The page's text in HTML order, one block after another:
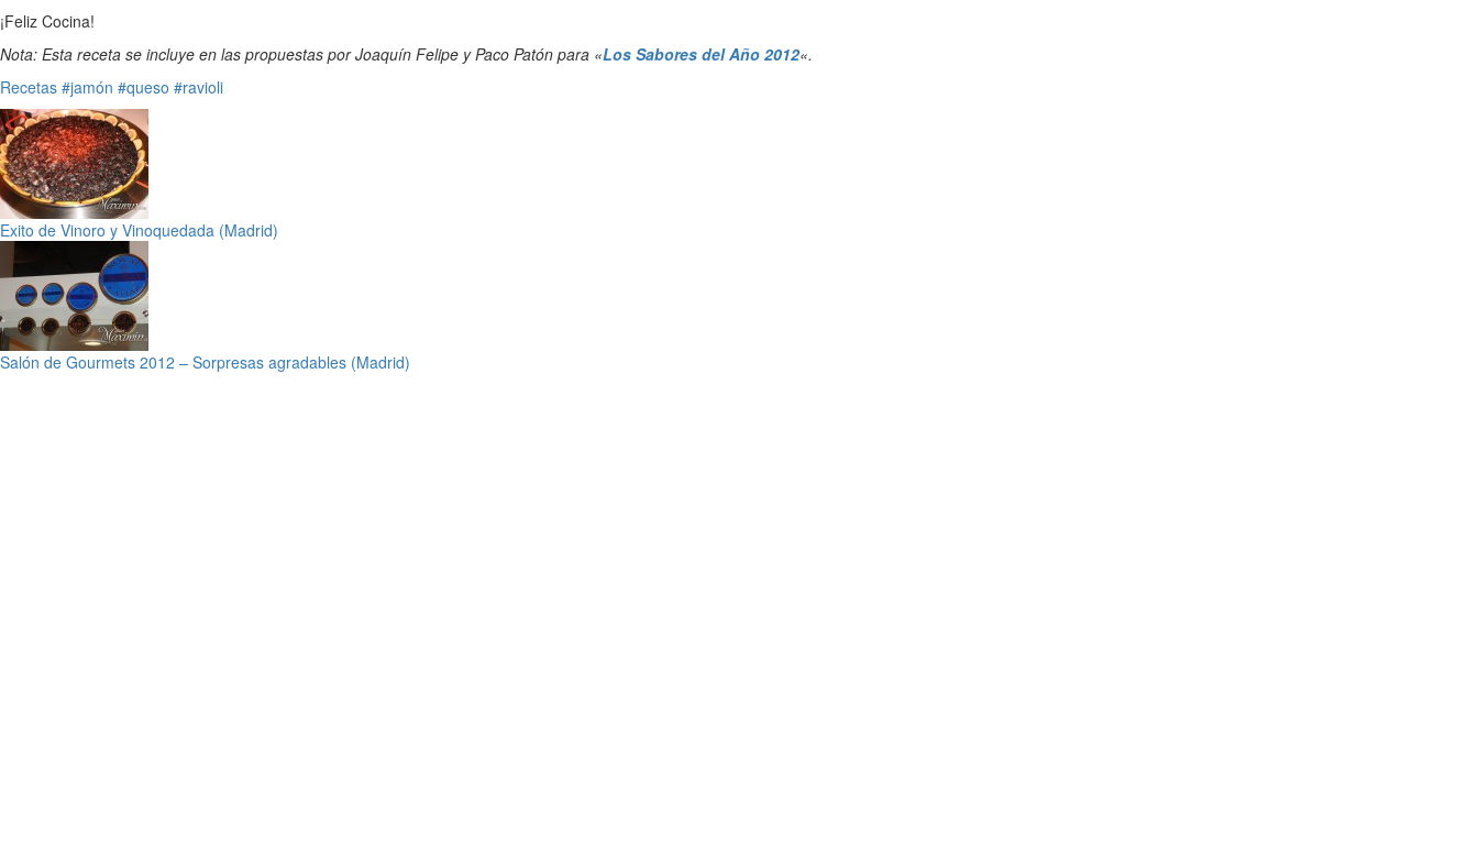
¡Feliz Cocina!
Nota: Esta receta se incluye en las propuestas por Joaquín Felipe y Paco Patón para «Los Sabores del Año 2012«.
Recetas #jamón #queso #ravioli
Exito de Vinoro y Vinoquedada (Madrid)
Salón de Gourmets 2012 – Sorpresas agradables (Madrid)